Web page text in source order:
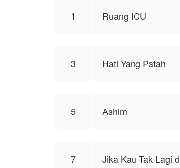
lagi mampu menopang luka
NovelToon sendiri
1 Ruang ICU
3 Hati Yang Patah
5 Ashim
7 Jika Kau Tak Lagi